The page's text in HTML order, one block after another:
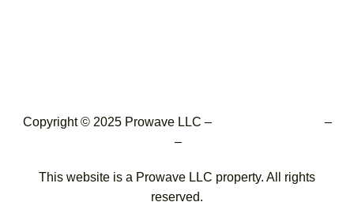
Copyright © 2025 Prowave LLC –
–
–
This website is a Prowave LLC property. All rights
reserved.